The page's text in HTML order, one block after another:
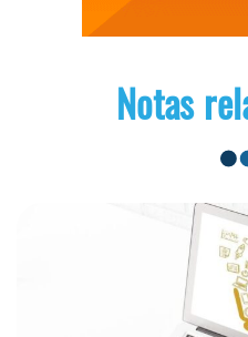
Notas